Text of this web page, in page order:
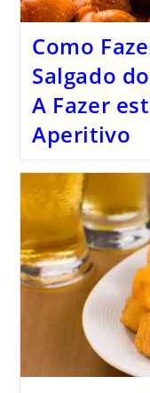
Como
Salgado
A Fazer
Aperitivo